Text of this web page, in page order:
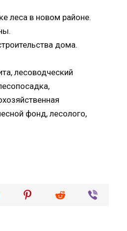
леса в новом районе.
дома.
лесоводческий
фонд, лесолого,